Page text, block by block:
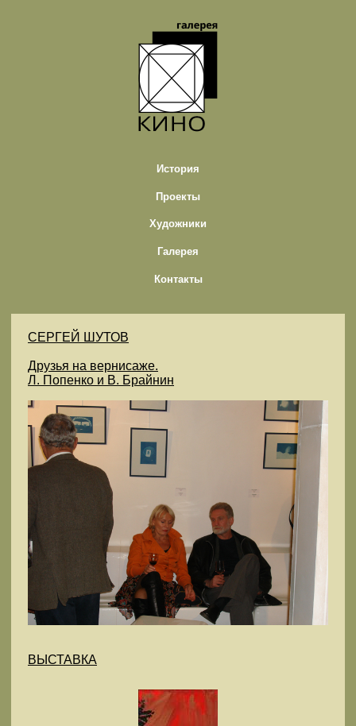
История
Проекты
Художники
Галерея
Контакты
CЕРГЕЙ ШУТОВ
Друзья на вернисаже.
Л. Попенко и В. Брайнин
ВЫСТАВКА